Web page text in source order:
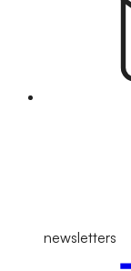
newsletters